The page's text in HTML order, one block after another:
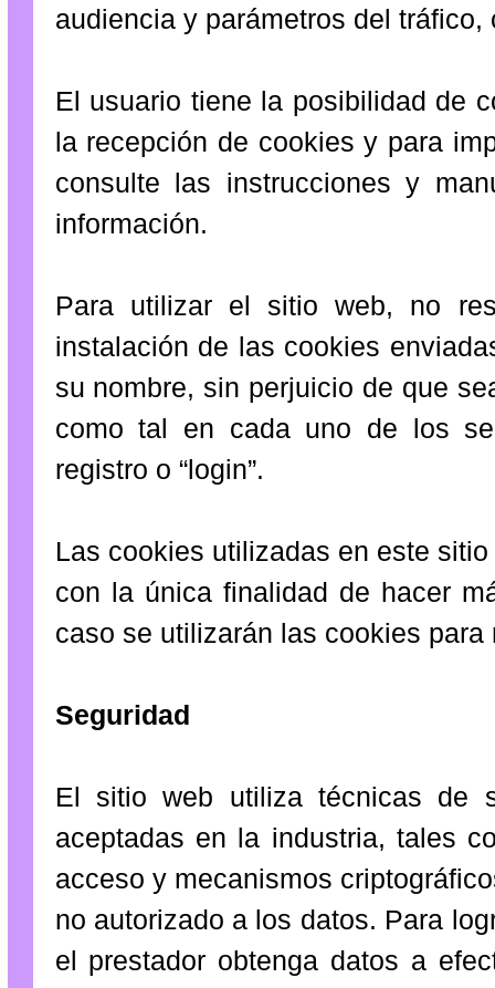
audiencia y parámetros del
El usuario tiene la posibilidad de
la recepción de cookies y para
consulte las instrucciones y
información.
Para utilizar el sitio web, no
instalación de las cookies
su nombre, sin perjuicio de que
como tal en cada uno de los
registro o “login”.
Las cookies utilizadas en este
con la única finalidad de hacer
caso se utilizarán las cookies
Seguridad
El sitio web utiliza técnicas de
aceptadas en la industria, tales
acceso y mecanismos
no autorizado a los datos. Para
el prestador obtenga datos a